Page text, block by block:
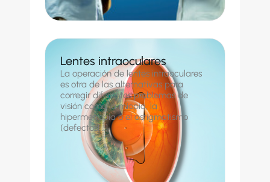
Lentes intraoculares
La operación de lentes intraoculares
es otra de las alternativas para
corregir diferentes problemas de
visión como la miopía, la
hipermetropía o el astigmatismo
(defectos[...]